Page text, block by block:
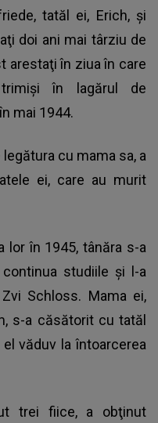
tatăl ei, Erich, şi
doi ani mai târziu de
arestaţi în ziua în care
în lagărul de
mai 1944.
cu mama sa, a
ei, care au murit
lor în 1945, tânăra s-a
studiile şi l-a
Schloss. Mama ei,
s-a căsătorit cu tatăl
văduv la întoarcerea
trei fiice, a obţinut